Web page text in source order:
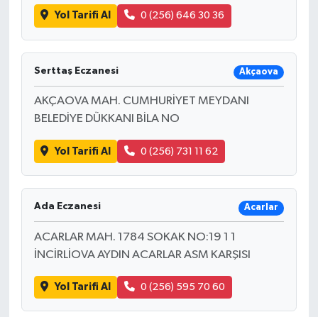
Yol Tarifi Al 0 (256) 646 30 36
Serttaş Eczanesi Akçaova
AKÇAOVA MAH. CUMHURİYET MEYDANI
BELEDİYE DÜKKANI BİLA NO
Yol Tarifi Al 0 (256) 731 11 62
Ada Eczanesi Acarlar
ACARLAR MAH. 1784 SOKAK NO:19 1 1
İNCİRLİOVA AYDIN ACARLAR ASM KARŞISI
Yol Tarifi Al 0 (256) 595 70 60